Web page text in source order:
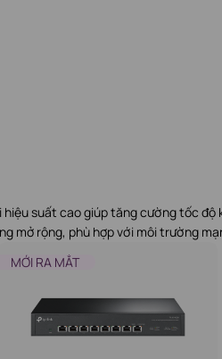
hiệu suất cao giúp tăng cường tốc
mở rộng, phù hợp với môi trường
MỚI RA MẮT